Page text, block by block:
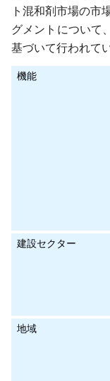
ト混和剤市場の市
グメントについて
基づいて行われて
機能
建設セクター
地域